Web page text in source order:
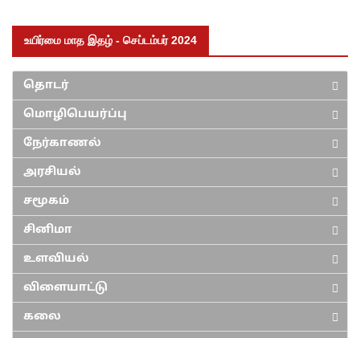
உயிர்மை மாத இதழ் - செப்டம்பர் 2024
தொடர்
மொழிபெயர்ப்பு
நேர்காணல்
அரசியல்
சமூகம்
சினிமா
உளவியல்
விளையாட்டு
கலை